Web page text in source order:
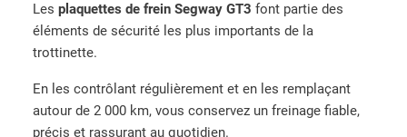
n
S
e
g
Les plaquettes de frein Segway GT3 font partie des
éléments de sécurité les plus importants de la
trottinette.
En les contrôlant régulièrement et en les remplaçant
autour de 2 000 km, vous conservez un freinage fiable,
précis et rassurant au quotidien.